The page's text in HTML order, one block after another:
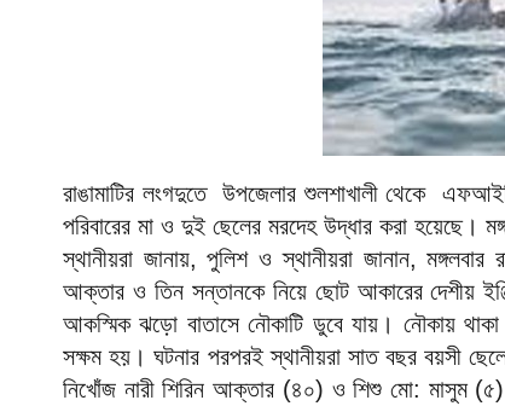
রাঙামাটির লংগদুতে উপজেলার শুলশাখালী থেকে
পরিবারের মা ও দুই ছেলের মরদেহ উদ্ধার করা হয়েছে।
স্থানীয়রা জানায়, পুলিশ ও স্থানীয়রা জানান,
আক্তার ও তিন সন্তানকে নিয়ে ছোট আকারের দেশীয়
আকস্মিক ঝড়ো বাতাসে নৌকাটি ডুবে যায়। নৌকায়
সক্ষম হয়। ঘটনার পরপরই স্থানীয়রা সাত বছর বয়সী
নিখোঁজ নারী শিরিন আক্তার (৪০) ও শিশু মো: মাসুম (৫)